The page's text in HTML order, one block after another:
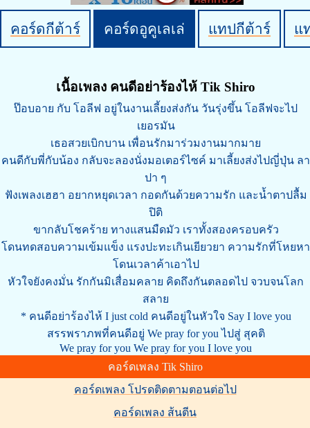
คอร์ดกีต้าร์ คอร์ดอูคูเลเล่ แทปกีต้าร์ แ
เนื้อเพลง คนดีอย่าร้องไห้ Tik Shiro
ป๊อบอาย กับ โอลีฟ อยู่ในงานเลี้ยงส่งกัน วันรุ่งขึ้น โอลีฟจะไป
เยอรมัน
เธอสวยเบิกบาน เพื่อนรักมาร่วมงานมากมาย
คนดีกับพี่กับน้อง กลับจะลองนั่งมอเตอร์ไซค์ มาเลี้ยงส่งไปญี่ปุ่น ลา
ปา ๆ
ฟังเพลงเฮฮา อยากหยุดเวลา กอดกันด้วยความรัก และน้ำตาปลื้ม
ปิติ
ขากลับโชคร้าย ทางแสนมืดมัว เราทั้งสองครอบครัว
โดนทดสอบความเข้มแข็ง แรงปะทะเกินเยียวยา ความรักที่โหยหา
โดนเวลาค้าเอาไป
หัวใจยังคงมั่น รักกันมิเสื่อมคลาย คิดถึงกันตลอดไป จวบจนโลก
สลาย
* คนดีอย่าร้องไห้ I just cold คนดีอยู่ในหัวใจ Say I love you
สรรพราภพที่คนดีอยู่ We pray for you ไปสู่ สุคติ
We pray for you We pray for you I love you
คอร์ดเพลง Tik Shiro
คอร์ดเพลง โปรดติดตามตอนต่อไป
คอร์ดเพลง ส้นตีน